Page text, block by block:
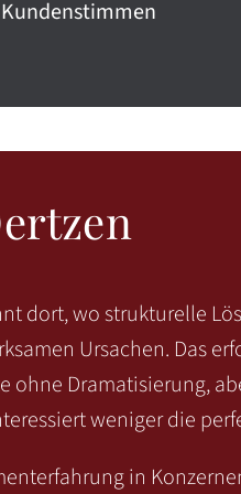
dort, wo strukturelle
Ursachen. Das
ohne Dramatisierung,
weniger die
in